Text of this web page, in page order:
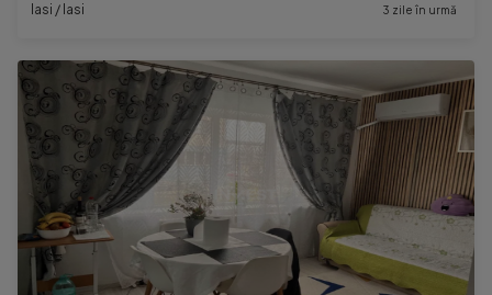
Iasi / Iasi 3 zile în urmă